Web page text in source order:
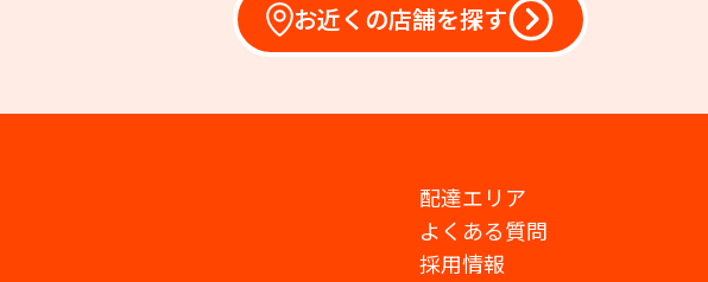
お近くの店舗を探す
配達エリア
よくある質問
採用情報